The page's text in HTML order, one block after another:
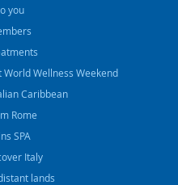
you
Wellness Weekend
Caribbean
Rome
SPA
Italy
lands